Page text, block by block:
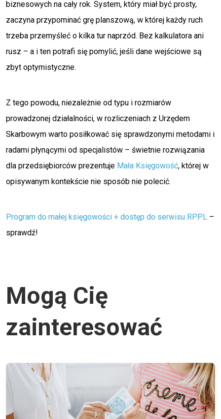
biznesowych na cały rok. System, który miał być prosty,
zaczyna przypominać grę planszową, w której każdy ruch
trzeba przemyśleć o kilka tur naprzód. Bez kalkulatora ani
rusz – a i ten potrafi się pomylić, jeśli dane wejściowe są
zbyt optymistyczne.
Z tego powodu, niezależnie od typu i rozmiarów
prowadzonej działalności, w rozliczeniach z Urzędem
Skarbowym warto posiłkować się sprawdzonymi metodami i
radami płynącymi od specjalistów – świetnie rozwiązania
dla przedsiębiorców prezentuje Mała Księgowość, której w
opisywanym kontekście nie sposób nie polecić.
Program do małej księgowości + dostęp do serwisu RP.PL –
sprawdź!
Mogą Cię
zainteresować